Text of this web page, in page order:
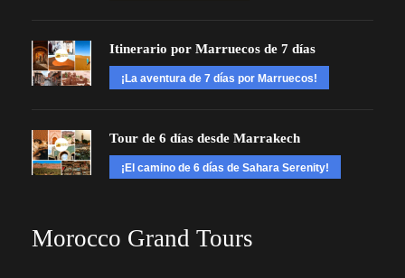
Itinerario por Marruecos de 7 días
¡La aventura de 7 días por Marruecos!
Tour de 6 días desde Marrakech
¡El camino de 6 días de Sahara Serenity!
Morocco Grand Tours